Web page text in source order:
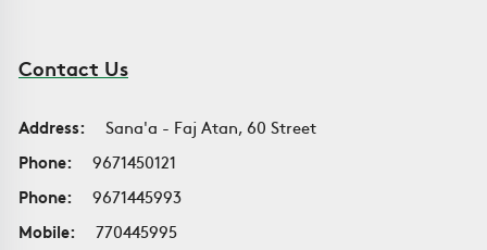
Contact Us
Address:
Sana'a - Faj Atan, 60 Street
Phone:
9671450121
Phone:
9671445993
Mobile:
770445995